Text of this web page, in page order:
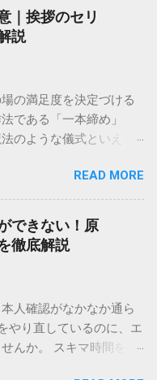
います。大切なのは、
とです。この記事で
話連絡、再配達の依頼
決できる方法を詳しく
手運送会社です。特に
輸送において圧倒的な
、他の宅配業者と少し
各拠点が配送をコント
わせた柔軟な相談がし
抱えている悩みがどの
きましょう。 1. 荷物の
いったいどこにあるの
番号一つで判明しま
準備する : 送り状（伝
並びを確認してくださ
｜挨拶のセリ
説
の満足度を決定づける
である「一本締め」
のような儀式といえる
安を感じる方も多いは
カジュアルな集まりま
る舞えるための「一本
なセリフ例まで丁寧に
と効果 一本締めは、単
ません。その時間、そ
めがもたらすポジティ
一斉に同じリズムを刻む
ます。 心地よい終幕
READ MORE
できない！原
徹底解説
人確認がなかなか通ら
やり直しているのに、エ
んか。 スキマ時間を有